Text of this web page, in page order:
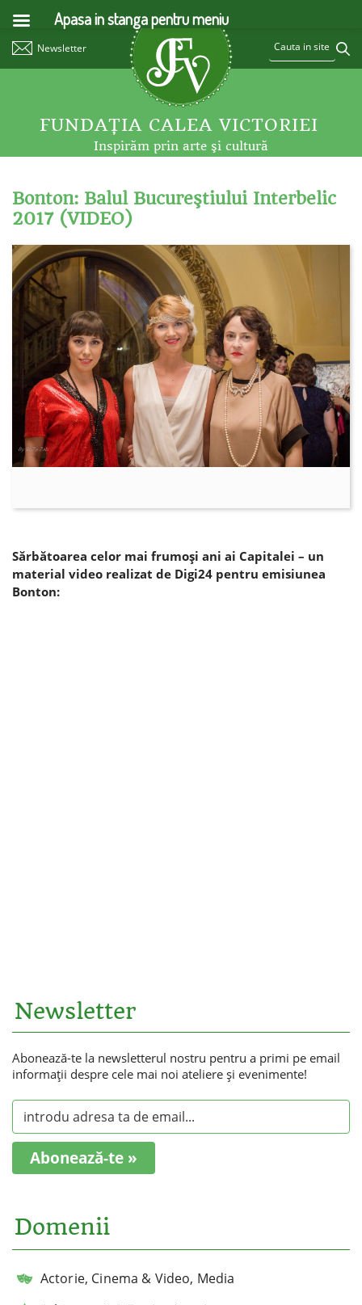
Newsletter
FUNDAŢIA CALEA VICTORIEI
Inspirăm prin arte şi cultură
Bonton: Balul Bucureştiului Interbelic
2017 (VIDEO)
Sărbătoarea celor mai frumoşi ani ai Capitalei – un
material video realizat de Digi24 pentru emisiunea
Bonton:
Newsletter
Abonează-te la newsletterul nostru pentru a primi pe email
informaţii despre cele mai noi ateliere şi evenimente!
Abonează-te »
Domenii
Actorie, Cinema & Video, Media
Apasa in stanga pentru meniu